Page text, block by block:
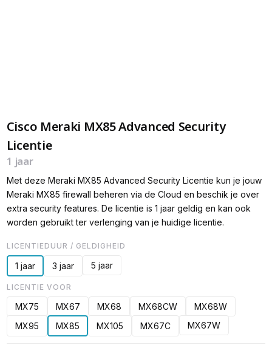
Cisco Meraki MX85 Advanced Security
Licentie
1 jaar
Met deze Meraki MX85 Advanced Security Licentie kun je jouw
Meraki MX85 firewall beheren via de Cloud en beschik je over
extra security features. De licentie is 1 jaar geldig en kan ook
worden gebruikt ter verlenging van je huidige licentie.
LICENTIEDUUR / GELDIGHEID
1 jaar 3 jaar 5 jaar
LICENTIE VOOR
MX75 MX67 MX68 MX68CW
MX68W
MX95
MX85 MX105 MX67C MX67W